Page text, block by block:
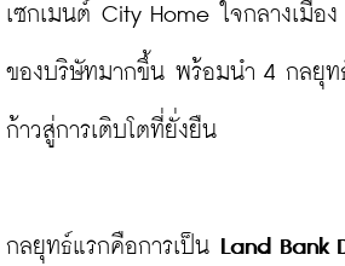
เซกเมนต์ City Home ใจกลางเมือ
ของบริษัทมากขึ้น พร้อมนำ 4 กลยุท
ก้าวสู่การเติบโตที่ยั่งยืน
กลยุทธ์แรกคือการเป็น